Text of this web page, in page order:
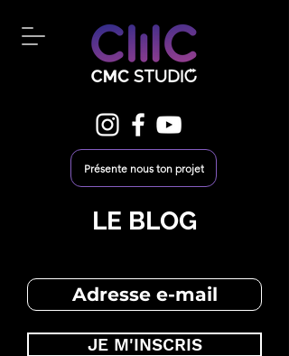
Présente nous ton projet
LE BLOG
JE M'INSCRIS